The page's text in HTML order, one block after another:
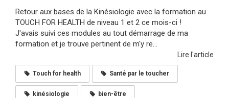
Retour aux bases de la Kinésiologie avec la formation au
TOUCH FOR HEALTH de niveau 1 et 2 ce mois-ci !
J'avais suivi ces modules au tout démarrage de ma
formation et je trouve pertinent de m'y re...
Lire l'article
Touch for health Santé par le toucher
kinésiologie bien-être